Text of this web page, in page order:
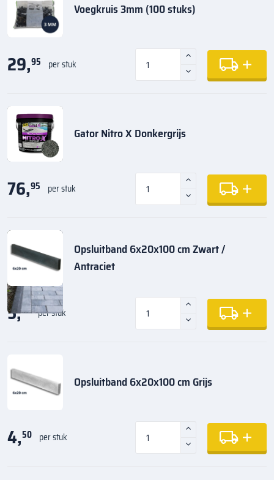
Voegkruis 3mm (100 stuks)
29,95 per stuk
Gator Nitro X Donkergrijs
76,95 per stuk
Opsluitband 6x20x100 cm Zwart /
Antraciet
5,35 per stuk
Opsluitband 6x20x100 cm Grijs
4,50 per stuk